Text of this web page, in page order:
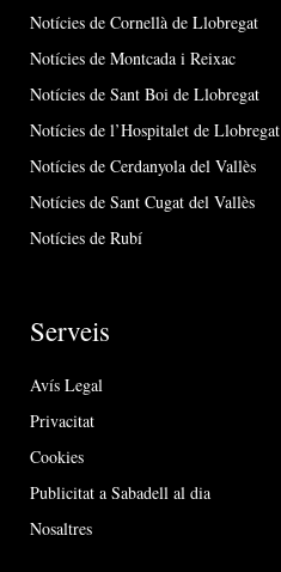
Notícies de Cornellà de Llobregat
Notícies de Montcada i Reixac
Notícies de Sant Boi de Llobregat
Notícies de l’Hospitalet de Llobregat
Notícies de Cerdanyola del Vallès
Notícies de Sant Cugat del Vallès
Notícies de Rubí
Serveis
Avís Legal
Privacitat
Cookies
Publicitat a Sabadell al dia
Nosaltres